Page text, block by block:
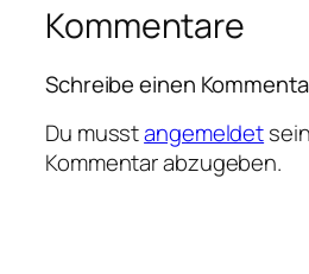
Kommentare
Schreibe einen
Du musstangemeldet
Kommentar abzugeben.